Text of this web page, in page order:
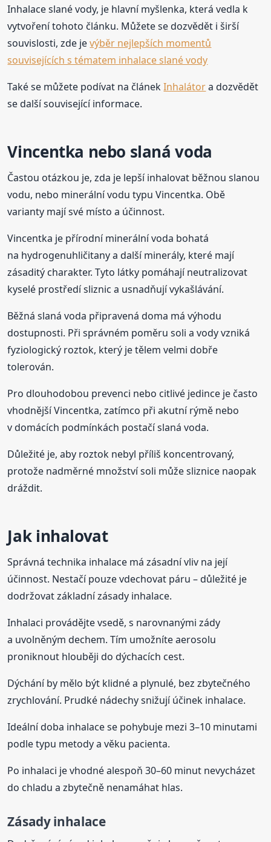
Inhalace slané vody, je hlavní myšlenka, která vedla k
vytvoření tohoto článku. Můžete se dozvědět i širší
souvislosti, zde jevýběr nejlepších momentů
souvisejících s tématem inhalace slané vody
Také se můžete podívat na článekInhalátora dozvědět
se další související informace.
Vincentka nebo slaná voda
Častou otázkou je, zda je lepší inhalovat běžnou slanou
vodu, nebo minerální vodu typu Vincentka. Obě
varianty mají své místo a účinnost.
Vincentka je přírodní minerální voda bohatá
na hydrogenuhličitany a další minerály, které mají
zásaditý charakter. Tyto látky pomáhají neutralizovat
kyselé prostředí sliznic a usnadňují vykašlávání.
Běžná slaná voda připravená doma má výhodu
dostupnosti. Při správném poměru soli a vody vzniká
fyziologický roztok, který je tělem velmi dobře
tolerován.
Pro dlouhodobou prevenci nebo citlivé jedince je často
vhodnější Vincentka, zatímco při akutní rýmě nebo
v domácích podmínkách postačí slaná voda.
Důležité je, aby roztok nebyl příliš koncentrovaný,
protože nadměrné množství soli může sliznice naopak
dráždit.
Jak inhalovat
Správná technika inhalace má zásadní vliv na její
účinnost. Nestačí pouze vdechovat páru – důležité je
dodržovat základní zásady inhalace.
Inhalaci provádějte vsedě, s narovnanými zády
a uvolněným dechem. Tím umožníte aerosolu
proniknout hlouběji do dýchacích cest.
Dýchání by mělo být klidné a plynulé, bez zbytečného
zrychlování. Prudké nádechy snižují účinek inhalace.
Ideální doba inhalace se pohybuje mezi 3–10 minutami
podle typu metody a věku pacienta.
Po inhalaci je vhodné alespoň 30–60 minut nevycházet
do chladu a zbytečně nenamáhat hlas.
Zásady inhalace